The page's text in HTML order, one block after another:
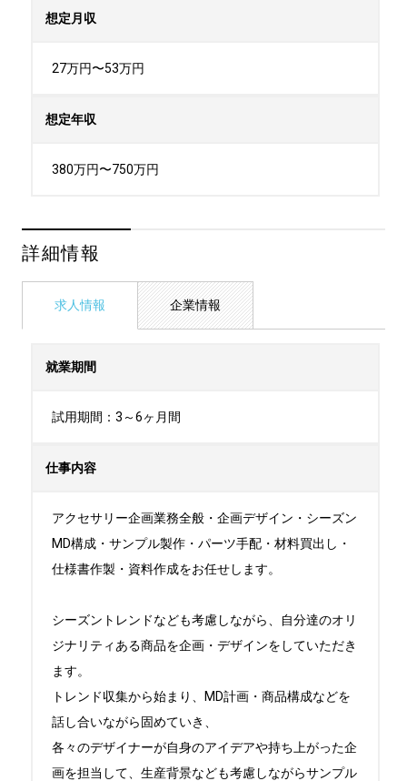
想定月収
27万円〜53万円
想定年収
380万円〜750万円
詳細情報
求人情報 企業情報
就業期間
試用期間：3～6ヶ月間
仕事内容
アクセサリー企画業務全般・企画デザイン・シーズン
MD構成・サンプル製作・パーツ手配・材料買出し・
仕様書作製・資料作成をお任せします。
シーズントレンドなども考慮しながら、自分達のオリ
ジナリティある商品を企画・デザインをしていただき
ます。
トレンド収集から始まり、MD計画・商品構成などを
話し合いながら固めていき、
各々のデザイナーが自身のアイデアや持ち上がった企
画を担当して、生産背景なども考慮しながらサンプル